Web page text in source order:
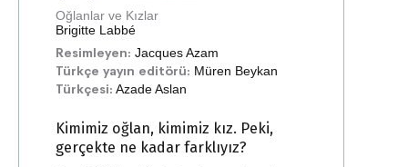
Oğlanlar ve Kızlar
Brigitte Labbé
Resimleyen: Jacques Azam
Türkçe yayın editörü: Müren Beykan
Türkçesi: Azade Aslan
Kimimiz oğlan, kimimiz kız. Peki,
gerçekte ne kadar farklıyız?